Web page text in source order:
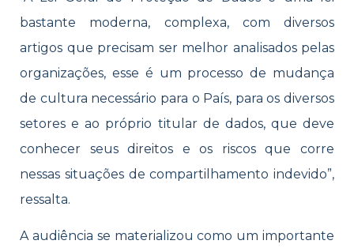
bastante moderna, complexa, com diversos
artigos que precisam ser melhor analisados pelas
organizações, esse é um processo de mudança
de cultura necessário para o País, para os diversos
setores e ao próprio titular de dados, que deve
conhecer seus direitos e os riscos que corre
nessas situações de compartilhamento indevido”,
ressalta.
A audiência se materializou como um importante